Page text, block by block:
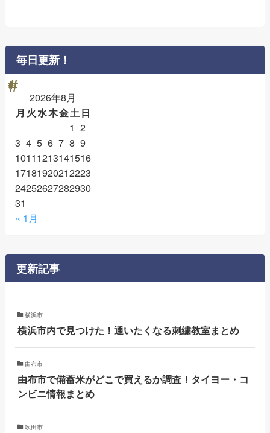
毎日更新！
2026年8月
月 火水木金土日
1 2
3 4 5 6 7 8 9
10111213141516
17181920212223
24252627282930
31
« 1月
更新記事
横浜市
横浜市内で見つけた！通いたくなる刺繍教室まとめ
由布市
由布市で備蓄米がどこで買えるか調査！タイヨー・コ
ンビニ情報まとめ
吹田市